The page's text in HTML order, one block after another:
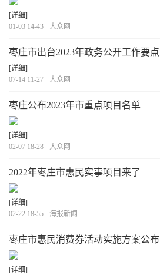
[详细]
01-03 14-43
大众网
枣庄市出台2023年政务公开工作要点
[详细]
07-14 11-27
大众网
枣庄公布2023年市重点项目名单
[详细]
02-07 18-28
大众网
2022年枣庄市惠民实事项目来了
[详细]
02-22 18-55
海报新闻
枣庄市惠民消费券活动实施方案公布
[详细]